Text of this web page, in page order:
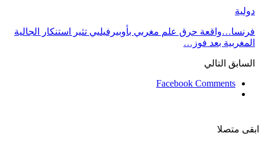
دولية
فرنسا…واقعة حرق علم مغربي بأوبيرفيليي تثير استنكار الجالية
المغربية بعد فوز…
السابق التالي
Facebook Comments
ابقى متصلا